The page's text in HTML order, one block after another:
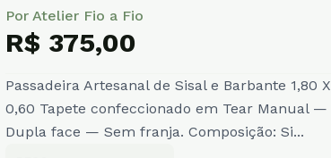
Por Atelier Fio a Fio
R$ 375,00
Passadeira Artesanal de Sisal e Barbante 1,80 X
0,60 Tapete confeccionado em Tear Manual —
Dupla face — Sem franja. Composição: Si...